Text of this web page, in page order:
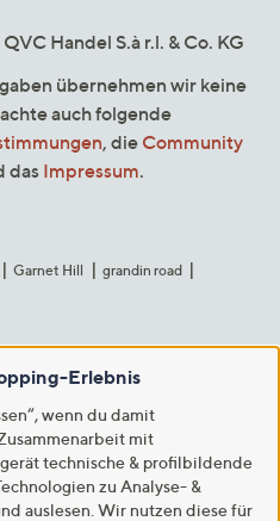
Handel S.à r.l. & Co. KG
übernehmen wir keine
auch folgende
, die Community
das Impressum.
Garnet Hill
grandin road
Erlebnis
wenn du damit
mit
technische & profilbildende
zu Analyse- &
auslesen. Wir nutzen diese für